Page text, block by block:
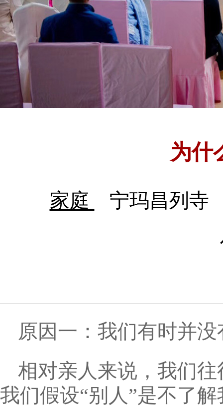
为什
家庭
宁玛昌列寺
原因一：我们有时并
相对亲人来说，我们
我们假设“别人”是不了